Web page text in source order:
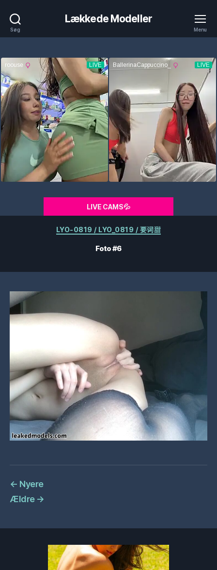
Søg
Lækkede Modeller
Menu
LIVE CAMS💦
Kategorier
LYO-0819 / LYO_0819 / 要词甜
Foto #6
← Nyere
Ældre →